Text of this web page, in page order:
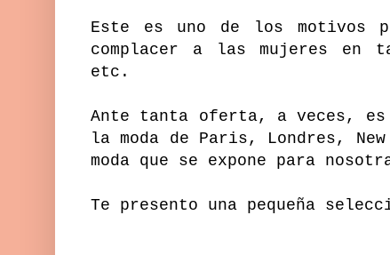
Este es uno de los motivos
complacer a las mujeres en
etc.
Ante tanta oferta, a veces, es
la moda de Paris, Londres,
moda que se expone para
Te presento una pequeña